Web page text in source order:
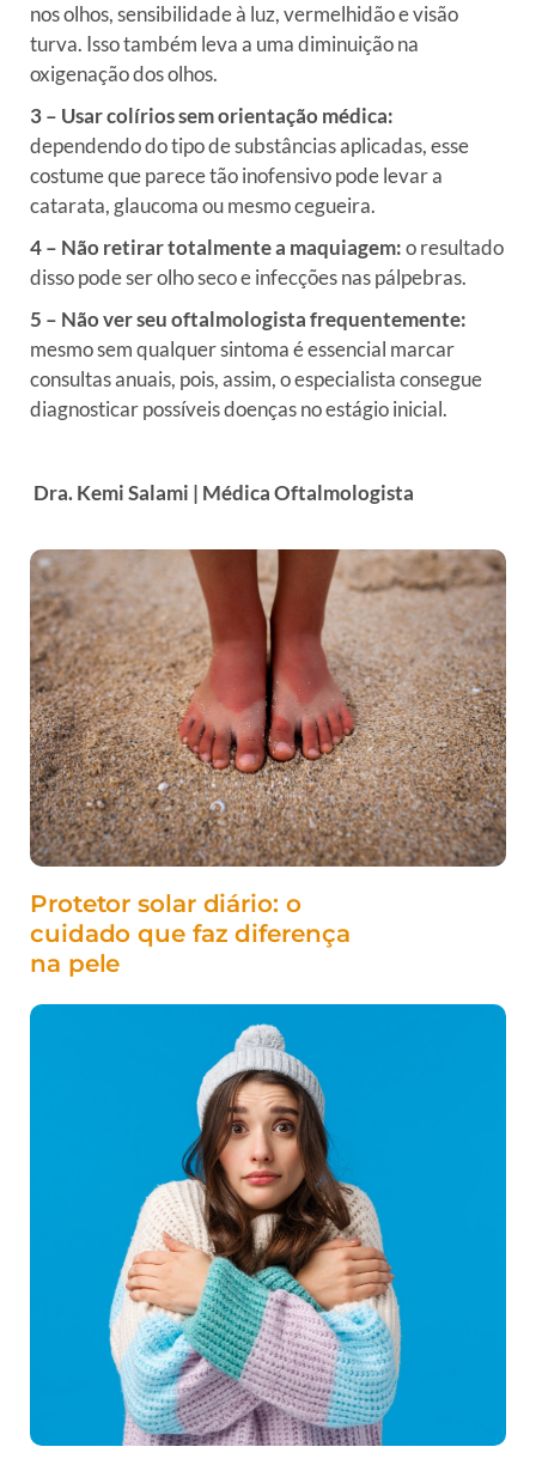
nos olhos, sensibilidade à luz, vermelhidão e visão
turva. Isso também leva a uma diminuição na
oxigenação dos olhos.
3 – Usar colírios sem orientação médica:
dependendo do tipo de substâncias aplicadas, esse
costume que parece tão inofensivo pode levar a
catarata, glaucoma ou mesmo cegueira.
4 – Não retirar totalmente a maquiagem:o resultado
disso pode ser olho seco e infecções nas pálpebras.
5 – Não ver seu oftalmologista frequentemente:
mesmo sem qualquer sintoma é essencial marcar
consultas anuais, pois, assim, o especialista consegue
diagnosticar possíveis doenças no estágio inicial.
Dra. Kemi Salami | Médica Oftalmologista
Protetor solar diário: o
cuidado que faz diferença
na pele